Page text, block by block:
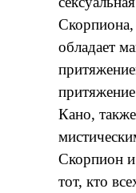
обладает
Кано,
Скорпион и
тот, кто